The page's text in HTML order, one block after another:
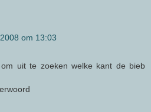
om 13:03
uit te zoeken welke kant de bieb